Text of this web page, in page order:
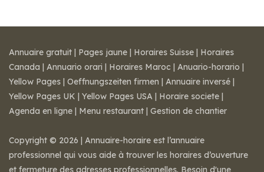
Annuaire gratuit | Pages jaune | Horaires Suisse | Horaires
Canada | Annuario orari | Horaires Maroc | Anuario-horario |
Yellow Pages | Oeffnungszeiten firmen | Annuaire inversé |
Yellow Pages UK | Yellow Pages USA | Horaire societe |
Agenda en ligne | Menu restaurant | Gestion de chantier
Copyright © 2026 | Annuaire-horaire est l’annuaire
professionnel qui vous aide à trouver les horaires d’ouverture
et fermeture des adresses professionnelles. Besoin d'une